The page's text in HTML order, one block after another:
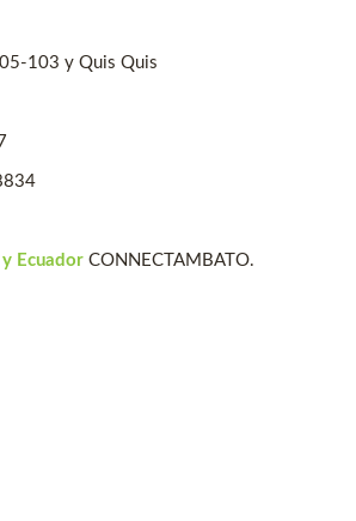
103 y Quis Quis
Ecuador CONNECTAMBATO.